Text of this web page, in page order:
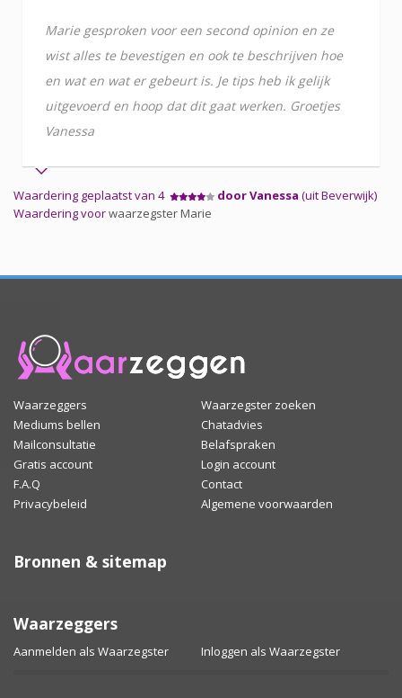
Marie gesproken voor een second opinion en ze
wist alles te bevestigen en ook te beschrijven hoe
en wat en wat er gebeurt is. Je tips heb ik gelijk
uitgevoerd en hoop dat dit gaat werken. Groetjes
Vanessa
Waardering geplaatst van 4 door Vanessa (uit Beverwijk)
Waardering voorwaarzegster Marie
Waarzeggers
Waarzegster zoeken
Mediums bellen
Chatadvies
Mailconsultatie
Belafspraken
Gratis account
Login account
F.A.Q
Contact
Privacybeleid
Algemene voorwaarden
Bronnen & sitemap
Waarzeggers
Aanmelden als Waarzegster Inloggen als Waarzegster